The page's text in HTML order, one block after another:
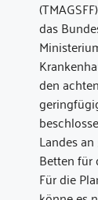
das
den
Landes
Betten für
Für die